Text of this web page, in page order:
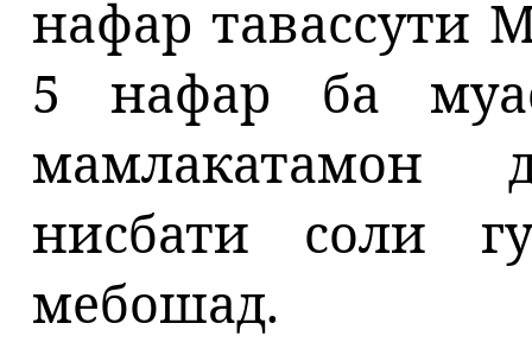
нафар тавассути
5 нафар ба
мамлакатамон
нисбати соли
мебошад.